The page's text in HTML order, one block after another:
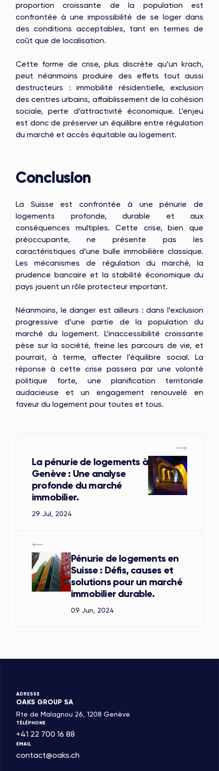
proportion croissante de la population est
confrontée à une impossibilité de se loger dans
des conditions acceptables, tant en termes de
coût que de localisation.
Cette forme de crise, plus discrète qu’un krach,
peut néanmoins produire des effets tout aussi
destructeurs : immobilité résidentielle, exclusion
des centres urbains, affaiblissement de la cohésion
sociale, perte d’attractivité économique. L’enjeu
est donc de préserver un équilibre entre régulation
du marché et accès équitable au logement.
Conclusion
La Suisse est confrontée à une pénurie de
logements profonde, durable et aux
conséquences multiples. Cette crise, bien que
préoccupante, ne présente pas les
caractéristiques d’une bulle immobilière classique.
Les mécanismes de régulation du marché, la
prudence bancaire et la stabilité économique du
pays jouent un rôle protecteur important.
Néanmoins, le danger est ailleurs : dans l’exclusion
progressive d’une partie de la population du
marché du logement. L’inaccessibilité croissante
pèse sur la société, freine les parcours de vie, et
pourrait, à terme, affecter l’équilibre social. La
réponse à cette crise passera par une volonté
politique forte, une planification territoriale
audacieuse et un engagement renouvelé en
faveur du logement pour toutes et tous.
Pénurie de logements en
Suisse : Défis, causes et
solutions pour un marché
immobilier durable.
09 Jun, 2024
La pénurie de logements à
Genève : Une analyse
profonde du marché
immobilier.
29 Jul, 2024
ADRESSE
OAKS GROUP SA
Rte de Malagnou 26, 1208 Genève
TÉLÉPHONE
+41 22 700 16 88
EMAIL
contact@oaks.ch